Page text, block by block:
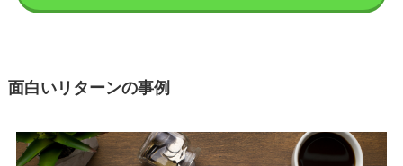
面白いリターンの事例